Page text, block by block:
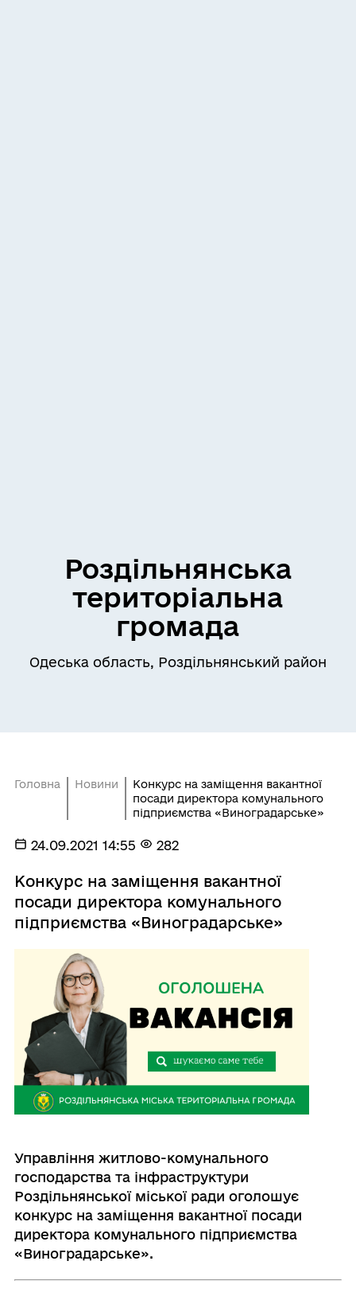
Роздільнянська
територіальна
громада
Одеська область, Роздільнянський район
Головна Новини
Конкурс на заміщення вакантної
посади директора комунального
підприємства «Виноградарське»
24.09.2021 14:55 282
Конкурс на заміщення вакантної
посади директора комунального
підприємства «Виноградарське»
Управління житлово-комунального
господарства та інфраструктури
Роздільнянської міської ради оголошує
конкурс на заміщення вакантної посади
директора комунального підприємства
«Виноградарське».